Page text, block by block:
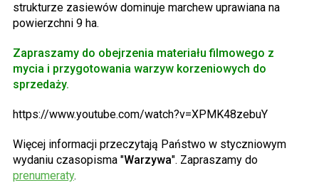
strukturze zasiewów dominuje marchew uprawiana na
powierzchni 9 ha.
Zapraszamy do obejrzenia materiału filmowego z
mycia i przygotowania warzyw korzeniowych do
sprzedaży.
https://www.youtube.com/watch?v=XPMK48zebuY
Więcej informacji przeczytają Państwo w styczniowym
wydaniu czasopisma "Warzywa". Zapraszamy do
prenumeraty.